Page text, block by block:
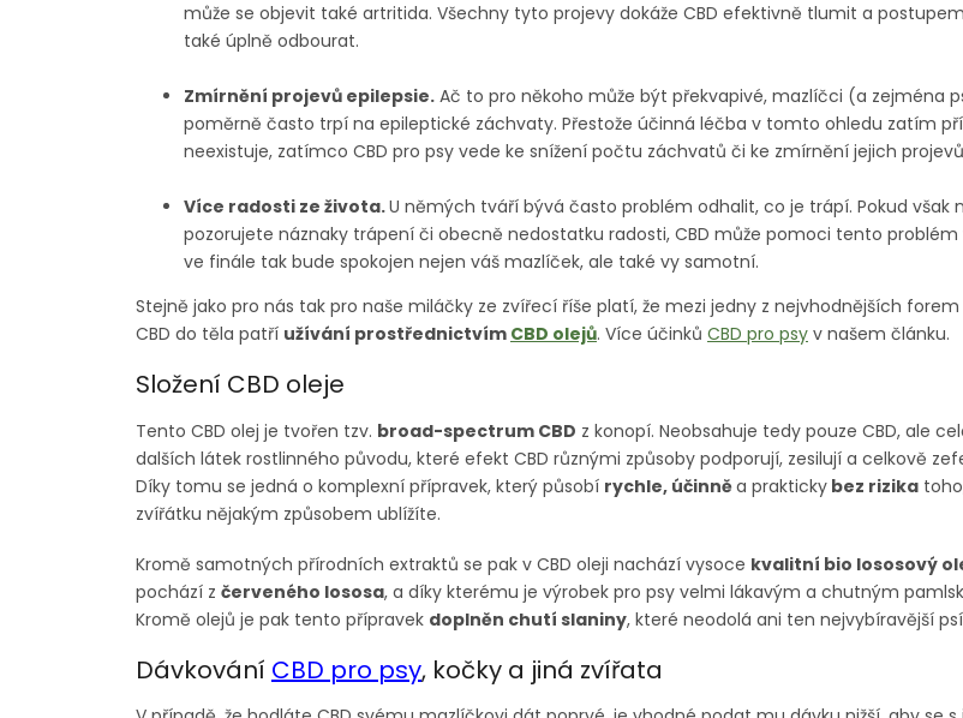
může se objevit také artritida. Všechny tyto projevy dokáže CBD efektivně tlumit a
také úplně odbourat.
Zmírnění projevů epilepsie. Ač to pro někoho může být překvapivé, mazlíčci (a zejména
poměrně často trpí na epileptické záchvaty. Přestože účinná léčba v tomto ohledu zatím
neexistuje, zatímco CBD pro psy vede ke snížení počtu záchvatů či ke zmírnění jejich
Více radosti ze života.U němých tváří bývá často problém odhalit, co je trápí. Pokud však
pozorujete náznaky trápení či obecně nedostatku radosti, CBD může pomoci tento problém
ve finále tak bude spokojen nejen váš mazlíček, ale také vy samotní.
Stejně jako pro nás tak pro naše miláčky ze zvířecí říše platí, že mezi jedny z nejvhodnějších
CBD do těla patří užívání prostřednictvím CBD olejů. Více účinků CBD pro psy v našem článku.
Složení CBD oleje
Tento CBD olej je tvořen tzv. broad-spectrum CBD z konopí. Neobsahuje tedy pouze CBD, ale
dalších látek rostlinného původu, které efekt CBD různými způsoby podporují, zesilují a celkově
Díky tomu se jedná o komplexní přípravek, který působí rychle, účinněa prakticky bez rizika
zvířátku nějakým způsobem ublížíte.
Kromě samotných přírodních extraktů se pak v CBD oleji nachází vysoce kvalitní bio lososový
pochází z červeného lososa, a díky kterému je výrobek pro psy velmi lákavým a chutným
Kromě olejů je pak tento přípravek doplněn chutí slaniny, které neodolá ani ten nejvybíravější
Dávkování CBD pro psy, kočky a jiná zvířata